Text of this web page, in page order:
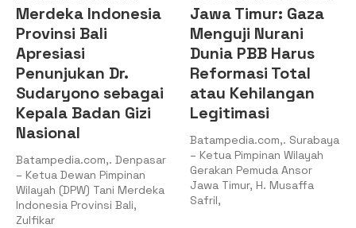
Merdeka Indonesia
Provinsi Bali
Apresiasi
Penunjukan Dr.
Sudaryono sebagai
Kepala Badan Gizi
Nasional
Batampedia.com,. Denpasar
– Ketua Dewan Pimpinan
Wilayah (DPW) Tani Merdeka
Indonesia Provinsi Bali,
Zulfikar
Jawa Timur: Gaza
Menguji Nurani
Dunia PBB Harus
Reformasi Total
atau Kehilangan
Legitimasi
Batampedia.com,. Surabaya
– Ketua Pimpinan Wilayah
Gerakan Pemuda Ansor
Jawa Timur, H. Musaffa
Safril,